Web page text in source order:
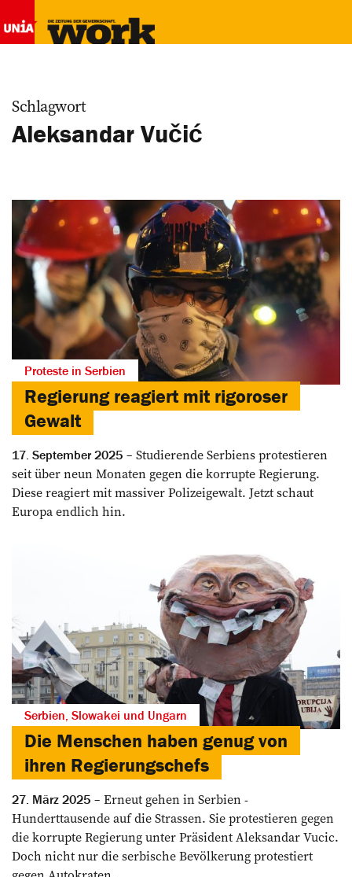
Schlagwort
Aleksandar Vučić
Proteste in Serbien
Regierung reagiert mit rigoroser
Gewalt
17. September 2025
Studierende Serbiens ­protestieren
seit über neun Monaten gegen die ­korrupte Regierung.
Diese reagiert mit massiver Polizeigewalt. Jetzt schaut
Europa endlich hin.
Serbien, Slowakei und Ungarn
Die Menschen haben genug von
ihren Regierungschefs
27. März 2025
Erneut gehen in Serbien ­
Hunderttausende auf die Strassen. Sie ­protestieren gegen
die korrupte Regierung unter Präsident ­Aleksandar Vucic.
Doch nicht nur die ­serbische Bevölkerung ­protestiert